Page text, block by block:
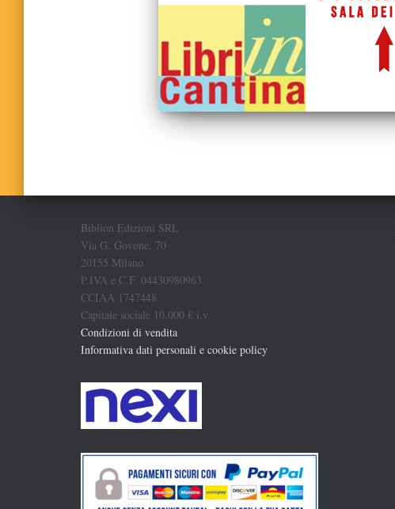
Biblion Edizioni SRL
Via G. Govone, 70
20155 Milano
P.IVA e C.F. 04430980963
CCIAA 1747448
Capitale sociale 10.000 € i.v.
Condizioni di vendita
Informativa dati personali e cookie policy